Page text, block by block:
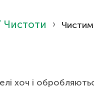
Чистоти
хоч і